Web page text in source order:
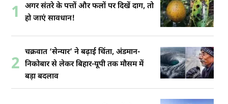
1
अगर संतरे के पत्तों और फलों पर दिखें दाग, तो
हो जाएं सावधान!
2
चक्रवात ‘सेन्यार’ ने बढ़ाई चिंता, अंडमान-
निकोबार से लेकर बिहार-यूपी तक मौसम में
बड़ा बदलाव